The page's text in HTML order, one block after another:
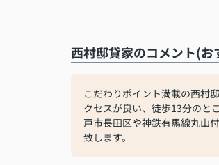
西村邸貸家のコメント(お
こだわりポイント満載の西村
クセスが良い、徒歩13分のと
戸市長田区や神鉄有馬線丸山
致します。